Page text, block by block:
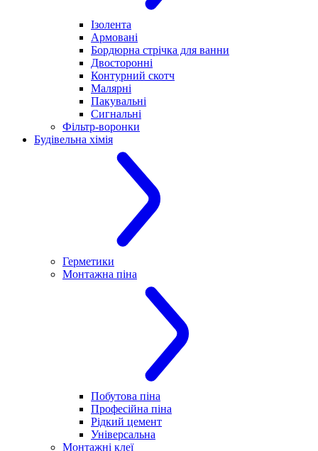
Ізолента
Армовані
Бордюрна стрічка для ванни
Двосторонні
Контурний скотч
Малярні
Пакувальні
Сигнальні
Фільтр-воронки
Будівельна хімія
Герметики
Монтажна піна
Побутова піна
Професійна піна
Рідкий цемент
Універсальна
Монтажні клеї